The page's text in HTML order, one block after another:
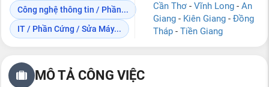
Công nghệ thông tin / Phần...
IT / Phần Cứng / Sửa Máy...
Cần Thơ - Vĩnh Long - An
Giang - Kiên Giang - Đồng
Tháp - Tiền Giang
MÔ TẢ CÔNG VIỆC